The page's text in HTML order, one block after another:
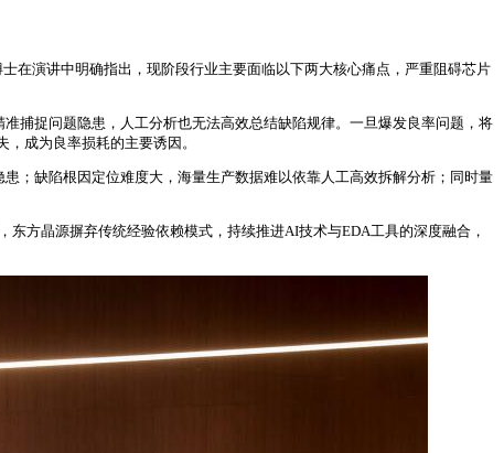
在演讲中明确指出，现阶段行业主要面临以下两大核心痛点，严重阻碍芯片
捕捉问题隐患，人工分析也无法高效总结缺陷规律。一旦爆发良率问题，将
成为良率损耗的主要诱因。
；缺陷根因定位难度大，海量生产数据难以依靠人工高效拆解分析；同时量
方晶源摒弃传统经验依赖模式，持续推进AI技术与EDA工具的深度融合，